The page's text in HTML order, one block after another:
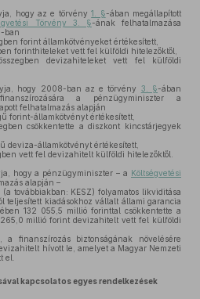
hogy az e törvény1. §-ában megállapított
Törvény 3. §-ának felhatalmazása
ban
forint államkötvényeket értékesített,
forinthiteleket vett fel külföldi hitelezőktől,
devizahiteleket vett fel külföldi
hogy 2008-ban az e törvény 3. §-ában
a pénzügyminiszter a
felhatalmazás alapján
forint-államkötvényt értékesített,
csökkentette a diszkont kincstárjegyek
deviza-államkötvényt értékesített,
vett fel devizahitelt külföldi hitelezőktől.
hogy a pénzügyminiszter – a Költségvetési
alapján –
továbbiakban: KESZ) folyamatos likviditása
teljesített kiadásokhoz vállalt állami garancia
132 055,5 millió forinttal csökkentette a
millió forint devizahitelt vett fel külföldi
a finanszírozás biztonságának növelésére
hívott le, amelyet a Magyar Nemzeti
el.
kapcsolatos egyes rendelkezések